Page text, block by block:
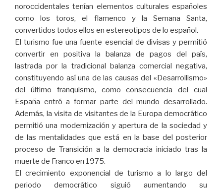
noroccidentales tenían elementos culturales españoles
como los toros, el flamenco y la Semana Santa,
convertidos todos ellos en estereotipos de lo español.
El turismo fue una fuente esencial de divisas y permitió
convertir en positiva la balanza de pagos del país,
lastrada por la tradicional balanza comercial negativa,
constituyendo así una de las causas del «Desarrollismo»
del último franquismo, como consecuencia del cual
España entró a formar parte del mundo desarrollado.
Además, la visita de visitantes de la Europa democrático
permitió una modernización y apertura de la sociedad y
de las mentalidades que está en la base del posterior
proceso de Transición a la democracia iniciado tras la
muerte de Franco en 1975.
El crecimiento exponencial de turismo a lo largo del
periodo democrático siguió aumentando su